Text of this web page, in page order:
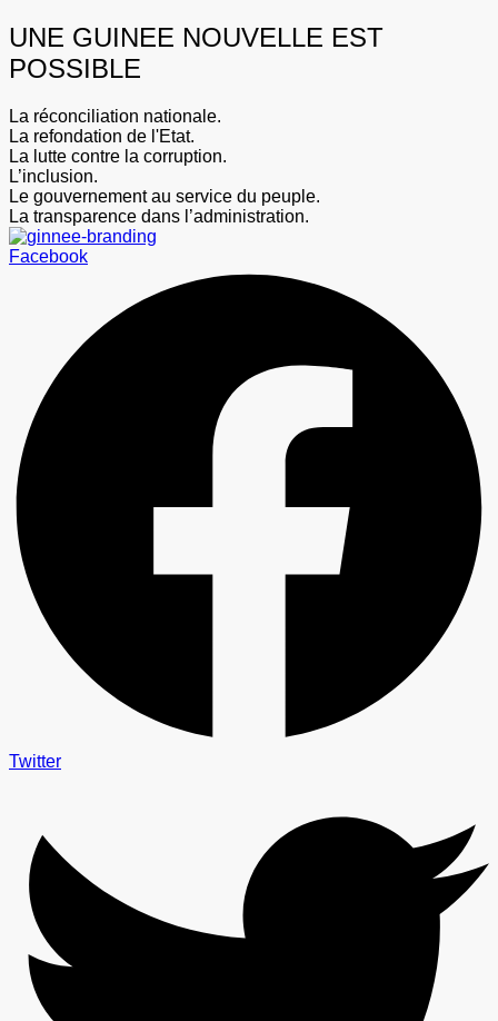
UNE GUINEE NOUVELLE EST
POSSIBLE
La réconciliation nationale.
La refondation de l'Etat.
La lutte contre la corruption.
L’inclusion.
Le gouvernement au service du peuple.
La transparence dans l’administration.
Facebook
Twitter